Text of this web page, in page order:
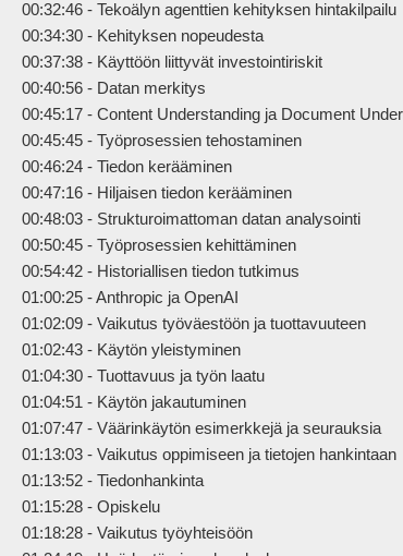
00:32:46 - Tekoälyn agenttien kehityksen hintakilpailu
00:34:30 - Kehityksen nopeudesta
00:37:38 - Käyttöön liittyvät investointiriskit
00:40:56 - Datan merkitys
00:45:17 - Content Understanding ja Document
00:45:45 - Työprosessien tehostaminen
00:46:24 - Tiedon kerääminen
00:47:16 - Hiljaisen tiedon kerääminen
00:48:03 - Strukturoimattoman datan analysointi
00:50:45 - Työprosessien kehittäminen
00:54:42 - Historiallisen tiedon tutkimus
01:00:25 - Anthropic ja OpenAI
01:02:09 - Vaikutus työväestöön ja tuottavuuteen
01:02:43 - Käytön yleistyminen
01:04:30 - Tuottavuus ja työn laatu
01:04:51 - Käytön jakautuminen
01:07:47 - Väärinkäytön esimerkkejä ja seurauksia
01:13:03 - Vaikutus oppimiseen ja tietojen hankintaan
01:13:52 - Tiedonhankinta
01:15:28 - Opiskelu
01:18:28 - Vaikutus työyhteisöön